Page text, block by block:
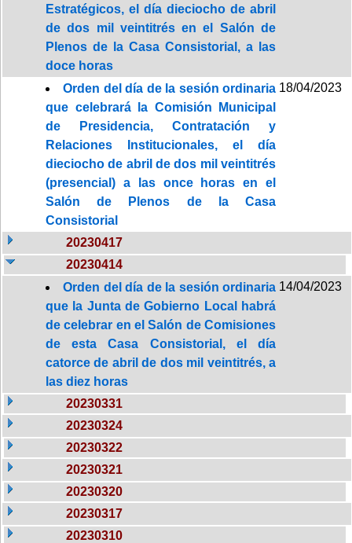
Estratégicos, el día dieciocho de abril
de dos mil veintitrés en el Salón de
Plenos de la Casa Consistorial, a las
doce horas
Orden del día de la sesión ordinaria
que celebrará la Comisión Municipal
de Presidencia, Contratación y
Relaciones Institucionales, el día
dieciocho de abril de dos mil veintitrés
(presencial) a las once horas en el
Salón de Plenos de la Casa
Consistorial
18/04/2023
20230417
20230414
Orden del día de la sesión ordinaria
que la Junta de Gobierno Local habrá
de celebrar en el Salón de Comisiones
de esta Casa Consistorial, el día
catorce de abril de dos mil veintitrés, a
las diez horas
14/04/2023
20230331
20230324
20230322
20230321
20230320
20230317
20230310